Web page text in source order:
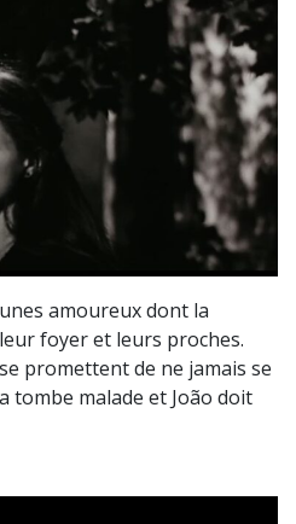
amoureux dont la
foyer et leurs proches.
promettent de ne jamais se
tombe malade et João doit